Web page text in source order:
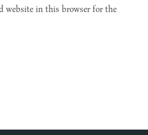
website in this browser for the